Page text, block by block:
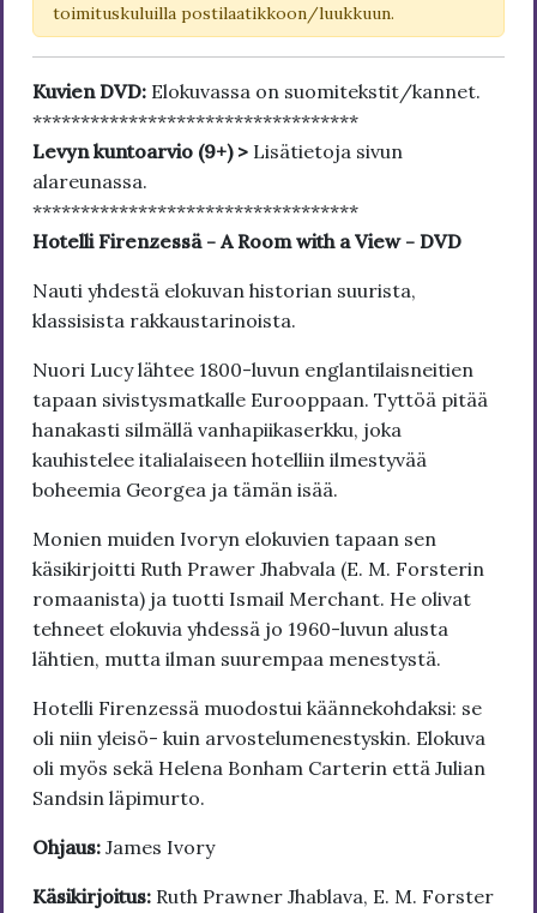
toimituskuluilla postilaatikkoon/luukkuun.
Kuvien DVD: Elokuvassa on suomitekstit/kannet.
**********************************
Levyn kuntoarvio (9+) > Lisätietoja sivun
alareunassa.
**********************************
Hotelli Firenzessä - A Room with a View - DVD
Nauti yhdestä elokuvan historian suurista,
klassisista rakkaustarinoista.
Nuori Lucy lähtee 1800-luvun englantilaisneitien
tapaan sivistysmatkalle Eurooppaan. Tyttöä pitää
hanakasti silmällä vanhapiikaserkku, joka
kauhistelee italialaiseen hotelliin ilmestyvää
boheemia Georgea ja tämän isää.
Monien muiden Ivoryn elokuvien tapaan sen
käsikirjoitti Ruth Prawer Jhabvala (E. M. Forsterin
romaanista) ja tuotti Ismail Merchant. He olivat
tehneet elokuvia yhdessä jo 1960-luvun alusta
lähtien, mutta ilman suurempaa menestystä.
Hotelli Firenzessä muodostui käännekohdaksi: se
oli niin yleisö- kuin arvostelumenestyskin. Elokuva
oli myös sekä Helena Bonham Carterin että Julian
Sandsin läpimurto.
Ohjaus: James Ivory
Käsikirjoitus: Ruth Prawner Jhablava, E. M. Forster